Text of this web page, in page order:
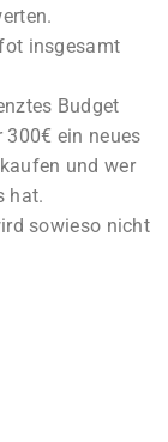
insgesamt
Budget
300€ ein neues
und wer
hat.
sowieso nicht